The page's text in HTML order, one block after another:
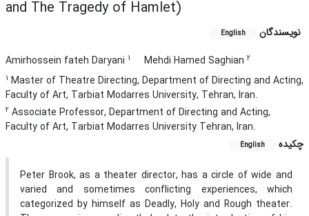
and The Tragedy of Hamlet)
نویسندگان English
Amirhossein fateh Daryani 1 Mehdi Hamed Saghian 2
1 Master of Theatre Directing, Department of Directing and Acting,
Faculty of Art, Tarbiat Modarres University, Tehran, Iran.
2 Associate Professor, Department of Directing and Acting,
Faculty of Art, Tarbiat Modarres University Tehran, Iran.
چکیده
English
Peter Brook, as a theater director, has a circle of wide and
varied and sometimes conflicting experiences, which
categorized by himself as Deadly, Holy and Rough theater.